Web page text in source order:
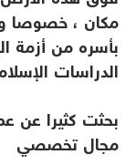
مكان ، خصوصا و
بأسره من أزمة
الدراسات
بحثت كثيرا عن
مجال تخصصي